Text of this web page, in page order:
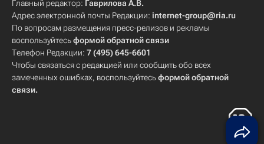
Главный редактор: Гаврилова А.В.
Адрес электронной почты Редакции: internet-group@ria.ru
По вопросам размещения пресс-релизов и рекламы
воспользуйтесьформой обратной связи
Телефон Редакции: 7 (495) 645-6601
Чтобы связаться с редакцией или сообщить обо всех
замеченных ошибках, воспользуйтесьформой обратной
связи.